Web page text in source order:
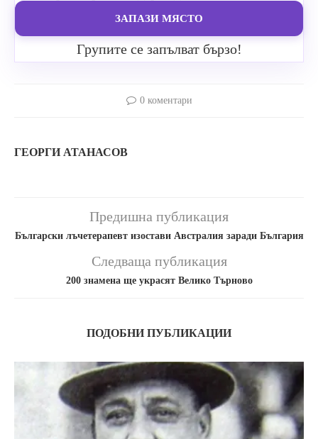
ЗАПАЗИ МЯСТО
Групите се запълват бързо!
0 коментари
ГЕОРГИ АТАНАСОВ
Предишна публикация
Български лъчетерапевт изостави Австралия заради България
Следваща публикация
200 знамена ще украсят Велико Търново
ПОДОБНИ ПУБЛИКАЦИИ